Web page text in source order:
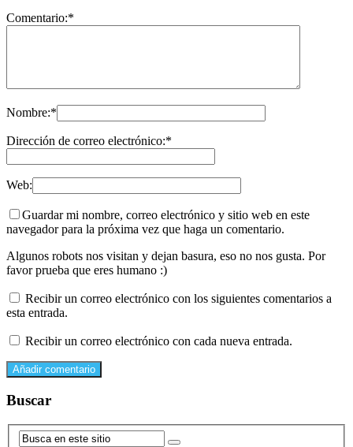
Comentario:*
Nombre:*
Dirección de correo electrónico:*
Web:
Guardar mi nombre, correo electrónico y sitio web en este
navegador para la próxima vez que haga un comentario.
Algunos robots nos visitan y dejan basura, eso no nos gusta. Por
favor prueba que eres humano :)
Recibir un correo electrónico con los siguientes comentarios a
esta entrada.
Recibir un correo electrónico con cada nueva entrada.
Buscar